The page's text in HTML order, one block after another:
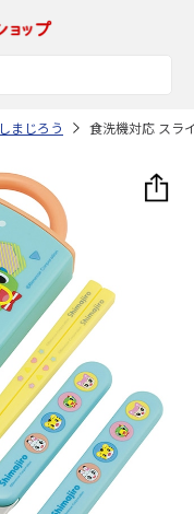
しまじろう 食洗機対応 スラ